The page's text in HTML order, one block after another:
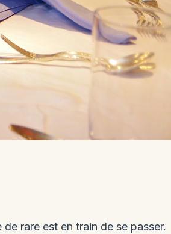
rare est en train de se passer.